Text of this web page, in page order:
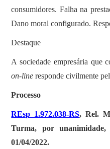
consumidores. Falha na
Dano moral configurado.
Destaque
A sociedade empresária que
on-line responde civilmente
Processo
REsp 1.972.038-RS, Rel.
Turma, por unanimidade,
01/04/2022.